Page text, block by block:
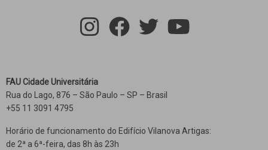
FAU Cidade Universitária
Rua do Lago, 876 – São Paulo – SP – Brasil
+55 11 3091 4795
Horário de funcionamento do Edifício Vilanova Artigas:
de 2ª a 6ª-feira, das 8h às 23h